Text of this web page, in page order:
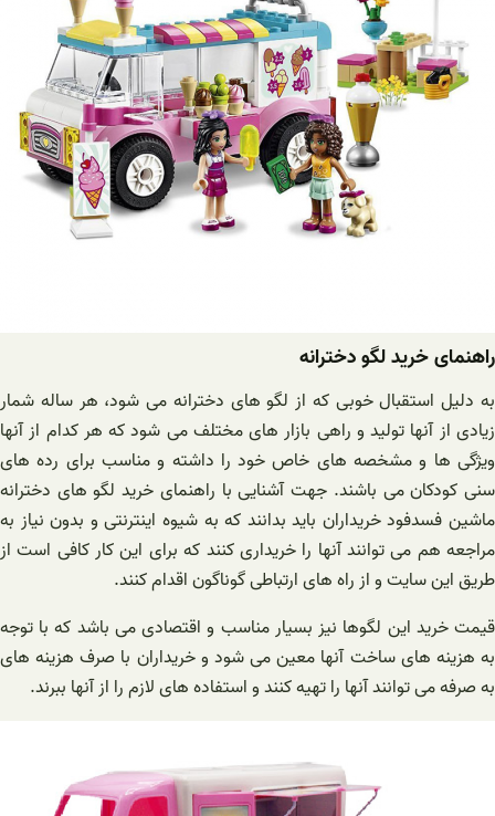
راهنمای خرید لگو دخترانه
به دلیل استقبال خوبی که از لگو های دخترانه می شود، هر ساله شمار
زیادی از آنها تولید و راهی بازار های مختلف می شود که هر کدام از آنها
ویژگی ها و مشخصه های خاص خود را داشته و مناسب برای رده های
سنی کودکان می باشند. جهت آشنایی با راهنمای خرید لگو های دخترانه
ماشین فسدفود خریداران باید بدانند که به شیوه اینترنتی و بدون نیاز به
مراجعه هم می توانند آنها را خریداری کنند که برای این کار کافی است از
طریق این سایت و از راه های ارتباطی گوناگون اقدام کنند.
قیمت خرید این لگوها نیز بسیار مناسب و اقتصادی می باشد که با توجه
به هزینه های ساخت آنها معین می شود و خریداران با صرف هزینه های
به صرفه می توانند آنها را تهیه کنند و استفاده های لازم را از آنها ببرند.